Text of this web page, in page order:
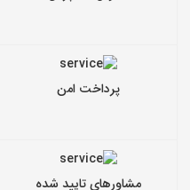
پرداخت امن
مشاورهای تایید شده